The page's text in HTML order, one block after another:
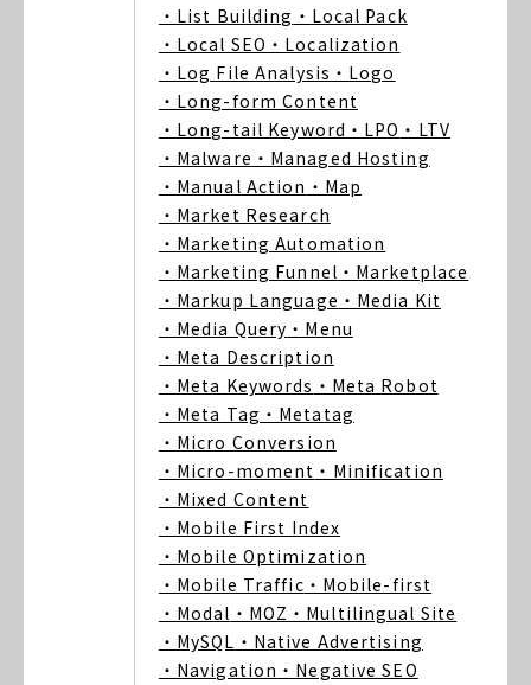
・List Building ・Local Pack
・Local SEO ・Localization
・Log File Analysis ・Logo
・Long-form Content
・Long-tail Keyword ・LPO ・LTV
・Malware ・Managed Hosting
・Manual Action ・Map
・Market Research
・Marketing Automation
・Marketing Funnel ・Marketplace
・Markup Language ・Media Kit
・Media Query ・Menu
・Meta Description
・Meta Keywords ・Meta Robot
・Meta Tag ・Metatag
・Micro Conversion
・Micro-moment ・Minification
・Mixed Content
・Mobile First Index
・Mobile Optimization
・Mobile Traffic ・Mobile-first
・Modal ・MOZ ・Multilingual Site
・MySQL ・Native Advertising
・Navigation ・Negative SEO